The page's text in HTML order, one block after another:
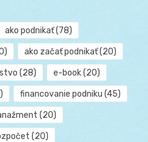
ako podnikať(78)
ako začať podnikať(20)
(28) e-book(20)
financovanie podniku (45)
(20)
(20)